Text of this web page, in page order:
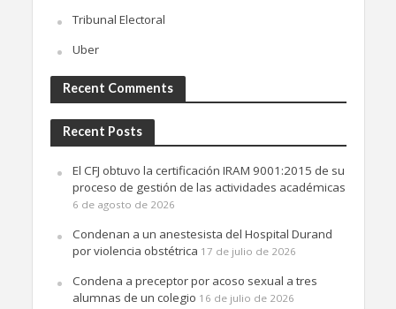
Tribunal Electoral
Uber
Recent Comments
Recent Posts
El CFJ obtuvo la certificación IRAM 9001:2015 de su
proceso de gestión de las actividades académicas
6 de agosto de 2026
Condenan a un anestesista del Hospital Durand
por violencia obstétrica 17 de julio de 2026
Condena a preceptor por acoso sexual a tres
alumnas de un colegio 16 de julio de 2026